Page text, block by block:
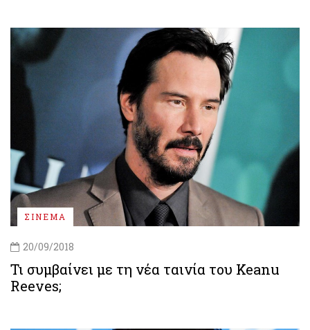
ΣΙΝΕΜΑ
20/09/2018
Τι συμβαίνει με τη νέα ταινία του Keanu
Reeves;